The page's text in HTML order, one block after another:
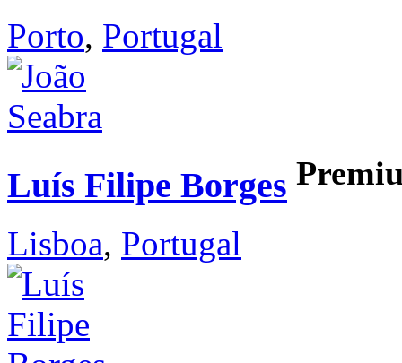
Porto, Portugal
Luís Filipe Borges
Lisboa, Portugal